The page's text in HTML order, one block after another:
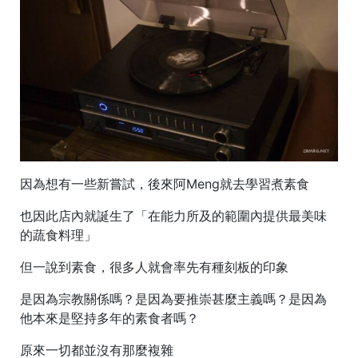
因為想有一些新嘗試，後來阿Meng就去學習煮素食
也因此店內就誕生了「在能力所及的範圍內提供最美味
的蔬食料理」
但一說到素食，很多人就會率先有種刻板的印象
是因為宗教關係嗎？是因為要推崇甚麼主義嗎？是因為
他本來是堅持多年的素食者嗎？
原來一切都並沒有那麼複雜